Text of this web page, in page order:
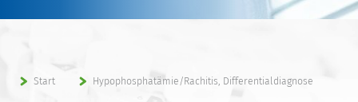
Start Hypophosphatämie/Rachitis, Differentialdiagnose